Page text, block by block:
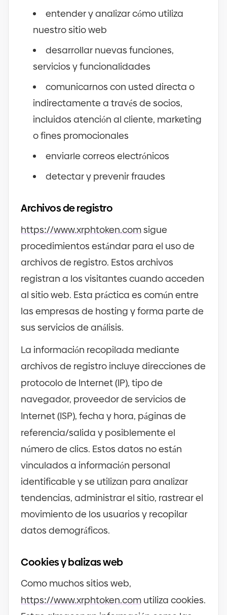
entender y analizar cómo utiliza
nuestro sitio web
desarrollar nuevas funciones,
servicios y funcionalidades
comunicarnos con usted directa o
indirectamente a través de socios,
incluidos atención al cliente, marketing
o fines promocionales
enviarle correos electrónicos
detectar y prevenir fraudes
Archivos de registro
https://www.xrphtoken.comsigue
procedimientos estándar para el uso de
archivos de registro. Estos archivos
registran a los visitantes cuando acceden
al sitio web. Esta práctica es común entre
las empresas de hosting y forma parte de
sus servicios de análisis.
La información recopilada mediante
archivos de registro incluye direcciones de
protocolo de Internet(IP), tipo de
navegador, proveedor de servicios de
Internet(ISP), fecha y hora, páginas de
referencia/salida y posiblemente el
número de clics. Estos datos no están
vinculados a información personal
identificable y se utilizan para analizar
tendencias, administrar el sitio, rastrear el
movimiento de los usuarios y recopilar
datos demográficos.
Cookies y balizas web
Como muchos sitios web,
https://www.xrphtoken.com utiliza cookies.